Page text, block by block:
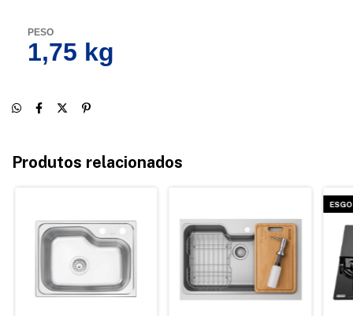
PESO
1,75 kg
Produtos relacionados